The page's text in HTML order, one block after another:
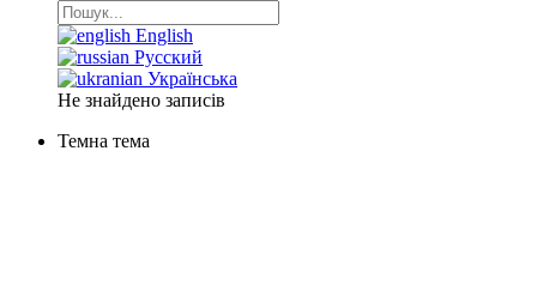
English
Русский
Українська
Не знайдено записів
Темна тема